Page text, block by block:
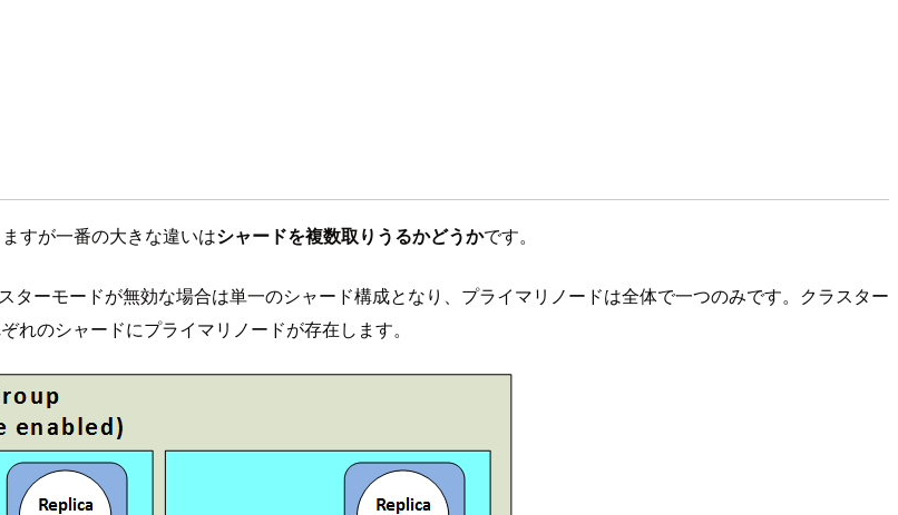
すが一番の大きな違いはシャードを複数取りうるかどうかです。
ーモードが無効な場合は単一のシャード構成となり、プライマリノードは全体で一つのみです。クラスター
のシャードにプライマリノードが存在します。